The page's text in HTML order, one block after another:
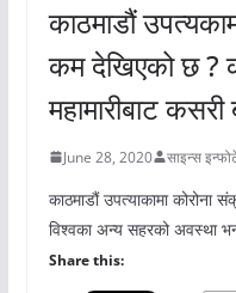
काठमाडौं
कम देखिएको छ ?
महामारीबाट
June 28, 2020 साइन्स
काठमाडौं उपत्याकामा
विश्वका अन्य सहरको अवस्था
Share this: